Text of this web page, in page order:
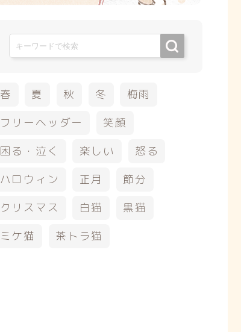
春 夏 秋 冬
梅雨
フリーヘッダー
笑顔
困る・泣く
楽しい
怒る
ハロウィン
正月
節分
クリスマス
白猫
黒猫
ミケ猫
茶トラ猫